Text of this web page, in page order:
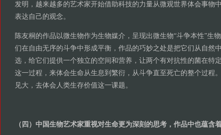
发明，越来越多的艺术家开始借助科技的力量从微观世界体会事物
表达自己的观念。
陈友桐的作品以微生物作为生物媒介，呈现出微生物“斗争本性”生
们在自由无序的斗争中形成平衡，作品的巧妙之处是把它们从自然
选，给它们提供一个独立的空间和营养，让两个有对抗性的菌在特
这一过程，来体会生命从生息到繁衍，从斗争直至死亡的整个过程
见大，去体会人类生存价值这一课题。
（四）中国生物艺术家重视对生命更为深刻的思考，作品中也蕴含